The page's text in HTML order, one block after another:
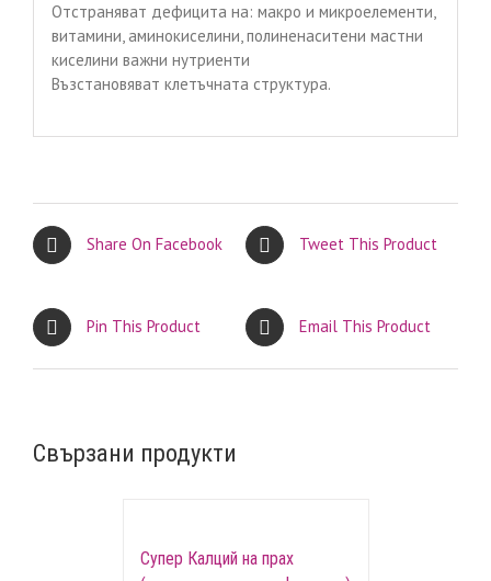
Отстраняват дефицита на: макро и микроелементи,
витамини, аминокиселини, полиненаситени мастни
киселини важни нутриенти
Възстановяват клетъчната структура.
Share On Facebook Tweet This Product
Pin This Product Email This Product
Свързани продукти
Супер Калций на прах